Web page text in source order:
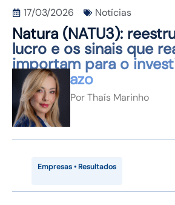
17/03/2026 Notícias
Natura (NATU3):
lucro e os sinais que
importam para o
longo prazo
PorThaís Marinho
Empresas • Resultados